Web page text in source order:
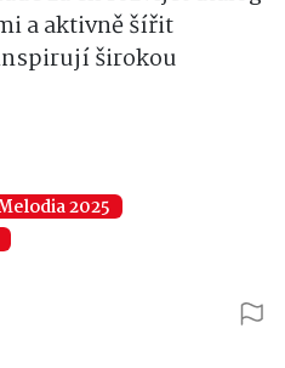
a aktivně šířit
širokou
2025